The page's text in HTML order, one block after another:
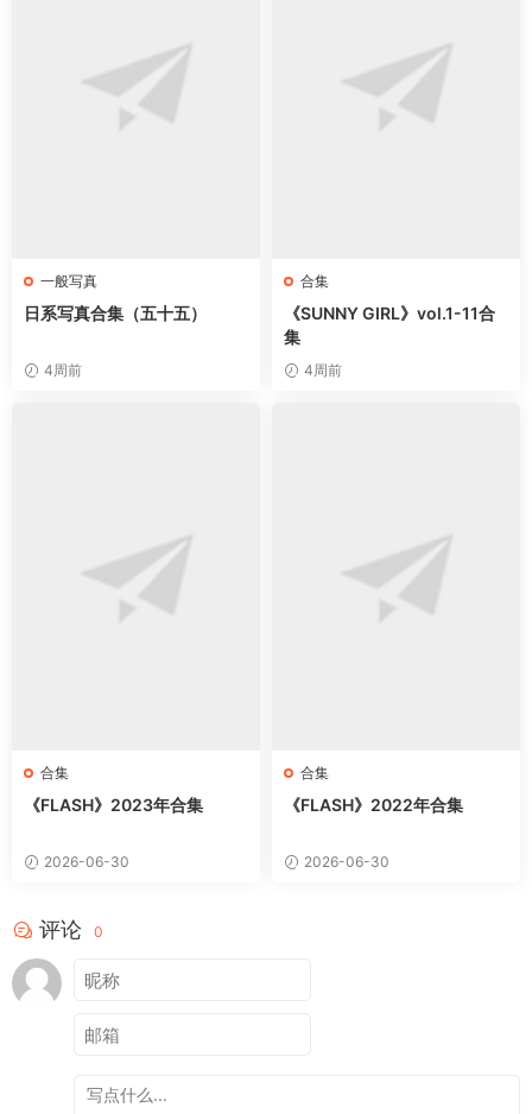
一般写真
日系写真合集（五十五）
4周前
合集
《SUNNY GIRL》vol.1-11合
集
4周前
合集
《FLASH》2023年合集
2026-06-30
合集
《FLASH》2022年合集
2026-06-30
评论 0